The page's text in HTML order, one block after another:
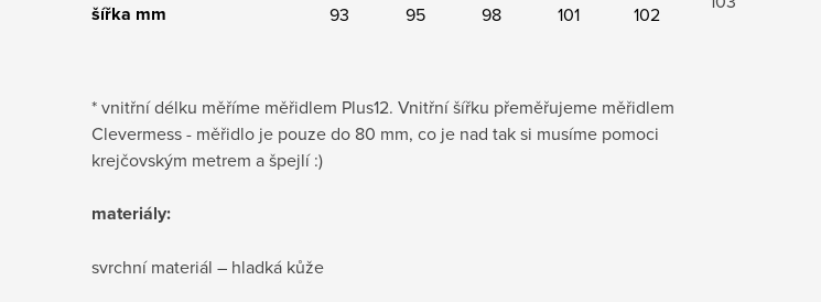
šířka mm 93 95 98 101 102
* vnitřní délku měříme měřidlem Plus12. Vnitřní šířku přeměřujeme měřidlem
Clevermess - měřidlo je pouze do 80 mm, co je nad tak si musíme pomoci
krejčovským metrem a špejlí :)
materiály:
svrchní materiál – hladká kůže